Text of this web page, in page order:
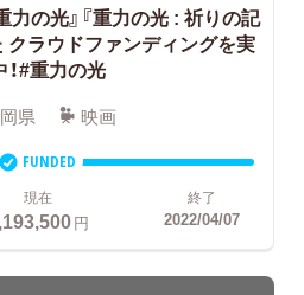
力の光』『重力の光 : 祈りの記
クラウドファンディングを実
！#重力の光
県 映画
FUNDED
現在
円
終了
2022/04/07